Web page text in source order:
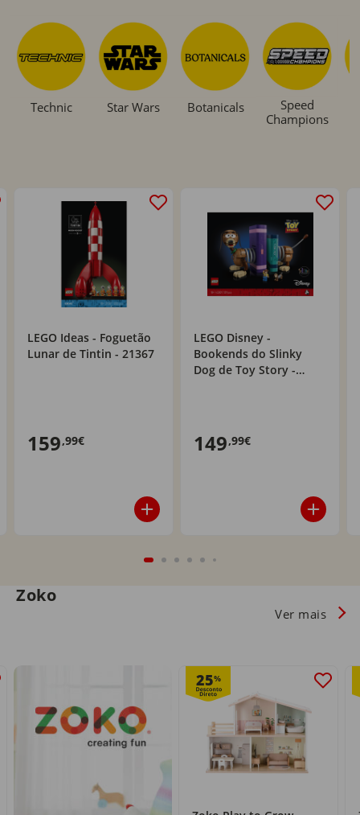
Technic Star Wars Botanicals
Speed
Champions
LEGO Ideas - Foguetão
Lunar de Tintin - 21367
159,99€
LEGO Disney -
Bookends do Slinky
Dog de Toy Story -
149,99€
Zoko
Ver mais
25%